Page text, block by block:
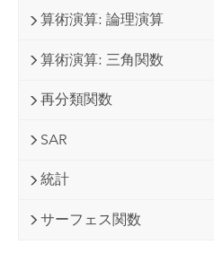
算術演算: 論理演算
算術演算: 三角関数
再分類関数
SAR
統計
サーフェス関数